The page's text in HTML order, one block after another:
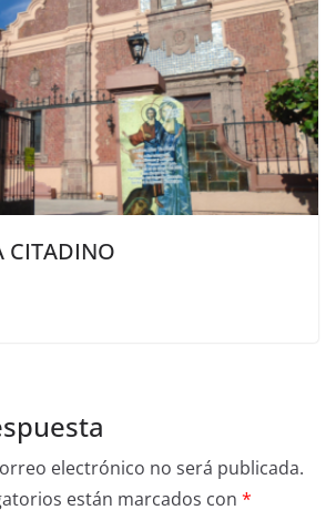
CITADINO
electrónico no será publicada.
están marcados con *